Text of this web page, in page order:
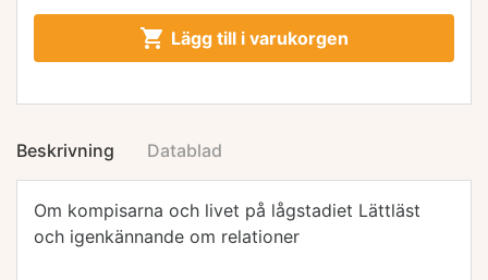
 Lägg till i varukorgen
Beskrivning Datablad
Om kompisarna och livet på lågstadiet Lättläst
och igenkännande om relationer